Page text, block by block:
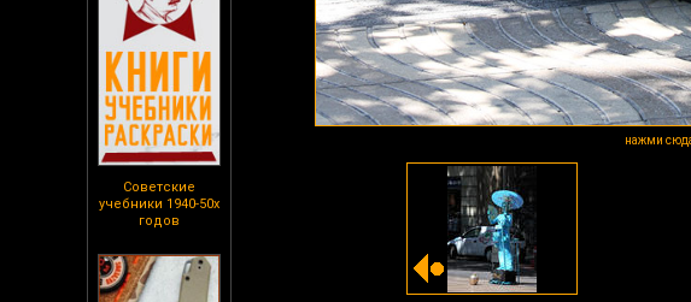
Советские
учебники 1940-50х
годов
нажми